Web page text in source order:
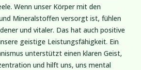
Wenn unser Körper mit den
Mineralstoffen versorgt ist, fühlen
und vitaler. Das hat auch positive
geistige Leistungsfähigkeit. Ein
unterstützt einen klaren Geist,
und hilft uns, uns mental